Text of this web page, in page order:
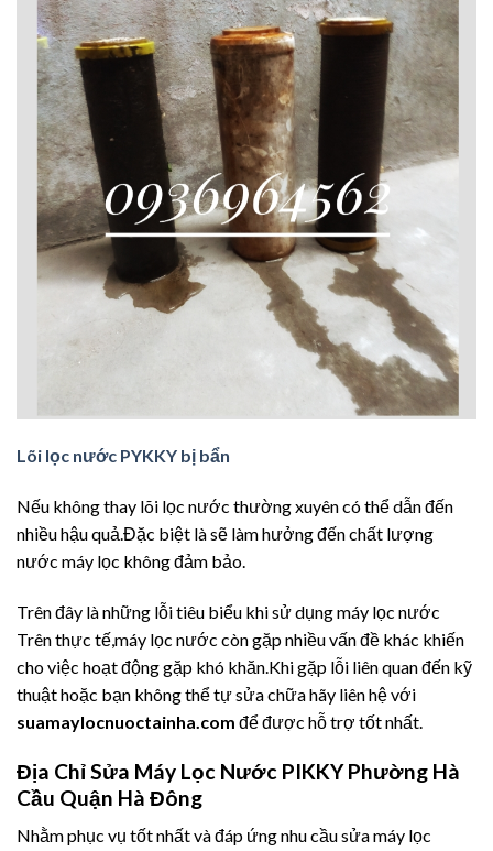
Lõi lọc nước PYKKY bị bẩn
Nếu không thay lõi lọc nước thường xuyên có thể dẫn đến
nhiều hậu quả.Đặc biệt là sẽ làm hưởng đến chất lượng
nước máy lọc không đảm bảo.
Trên đây là những lỗi tiêu biểu khi sử dụng máy lọc nước
Trên thực tế,máy lọc nước còn gặp nhiều vấn đề khác khiến
cho việc hoạt động gặp khó khăn.Khi gặp lỗi liên quan đến kỹ
thuật hoặc bạn không thể tự sửa chữa hãy liên hệ với
suamaylocnuoctainha.com để được hỗ trợ tốt nhất.
Địa Chỉ Sửa Máy Lọc Nước PIKKY Phường Hà
Cầu Quận Hà Đông
Nhằm phục vụ tốt nhất và đáp ứng nhu cầu sửa máy lọc